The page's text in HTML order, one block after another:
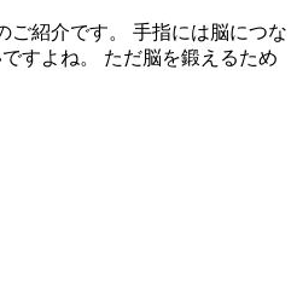
ご紹介です。 手指には脳につな
すよね。 ただ脳を鍛えるため